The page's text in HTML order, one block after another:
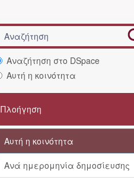
Αναζήτηση στο DSpace
Αυτή η κοινότητα
Πλοήγηση
Αυτή η κοινότητα
Ανά ημερομηνία δημοσίευσης